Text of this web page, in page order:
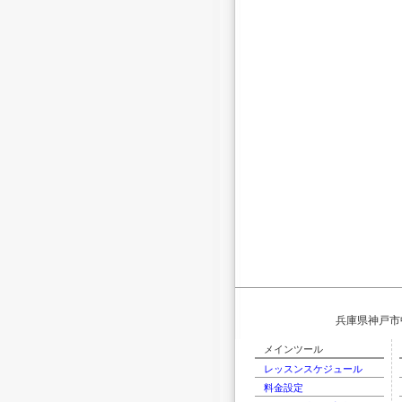
兵庫県神戸
メインツール
レッスンスケジュール
料金設定